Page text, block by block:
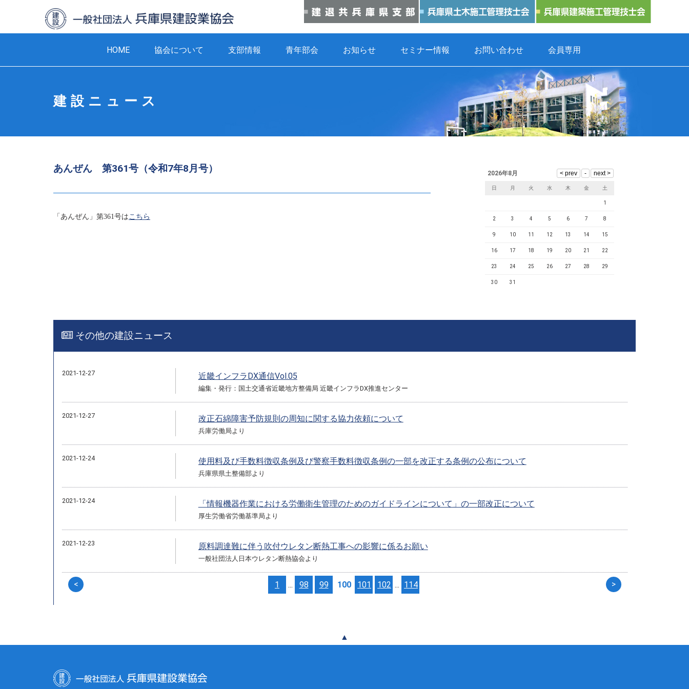
HOME 協会について 支部情報 青年部会 お知らせ セミナー情報 お問い合わせ 会員専用
建設ニュース
あんぜん 第361号（令和7年8月号）
「あんぜん」第361 号は こちら
2026年8月
日 月 火 水 木 金 土
1
2 3 4 5 6 7 8
9 10 11 12 13 14 15
16 17 18 19 20 21 22
23 24 25 26 27 28 29
30 31
その他の建設ニュース
2021-12-27 近畿インフラDX通信Vol.05
編集・発行：国土交通省近畿地方整備局 近畿インフラDX推進センター
2021-12-27 改正石綿障害予防規則の周知に関する協力依頼について
兵庫労働局より
2021-12-24 使用料及び手数料徴収条例及び警察手数料徴収条例の一部を改正する条例の公布について
兵庫県県土整備部より
2021-12-24 「情報機器作業における労働衛生管理のためのガイドラインについて」の一部改正について
厚生労働省労働基準局より
2021-12-23 原料調達難に伴う吹付ウレタン断熱工事への影響に係るお願い
一般社団法人日本ウレタン断熱協会より
< 1 ... 98 99 100 101 102 ... 114 >
▲